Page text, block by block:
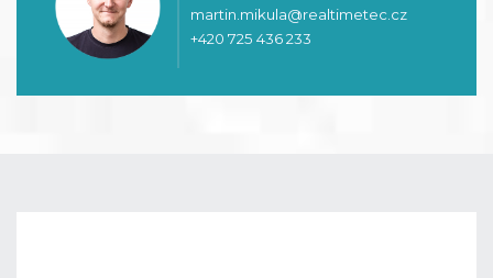
martin.mikula@realtimetec.cz
+420 725 436 233